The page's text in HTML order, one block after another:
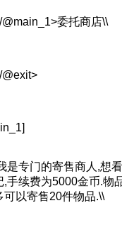
委托商店\\
专门的寄售商人,想
,手续费为5000金币.物
可以寄售20件物品.\\